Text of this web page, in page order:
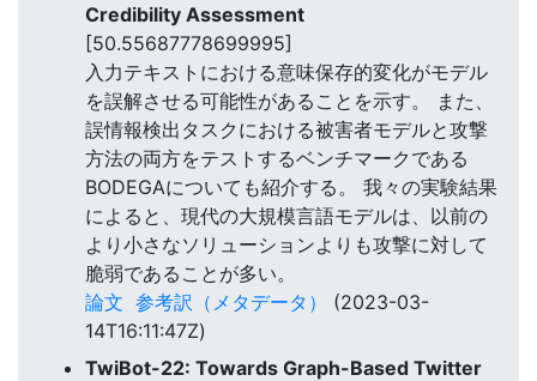
Credibility Assessment
[50.55687778699995]
入力テキストにおける意味保存的変化がモデル
を誤解させる可能性があることを示す。 また、
誤情報検出タスクにおける被害者モデルと攻撃
方法の両方をテストするベンチマークである
BODEGAについても紹介する。 我々の実験結果
によると、現代の大規模言語モデルは、以前の
より小さなソリューションよりも攻撃に対して
脆弱であることが多い。
論文 参考訳（メタデータ）
(2023-03-
14T16:11:47Z)
TwiBot-22: Towards Graph-Based Twitter